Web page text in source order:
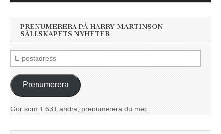
PRENUMERERA PÅ HARRY MARTINSON-
SÄLLSKAPETS NYHETER
E-
postadress
Prenumerera
Gör som 1 631 andra, prenumerera du med.